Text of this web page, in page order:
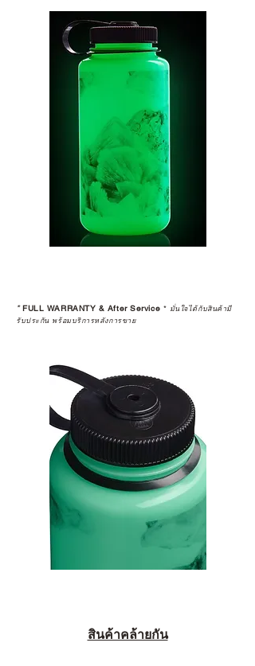
*FULL WARRANTY & After Service * มั่นใจได้กับสินค้ามี
รับประกัน พร้อมบริการหลังการขาย
สินค้าคล้ายกัน